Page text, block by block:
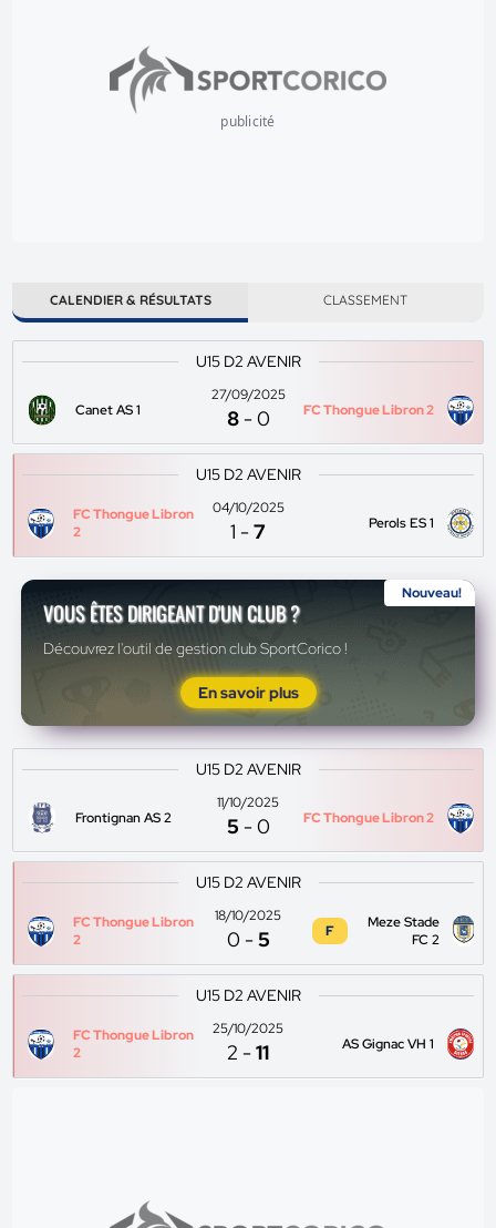
publicité
CALENDIER & RÉSULTATS CLASSEMENT
U15 D2 AVENIR
Canet AS 1
27/09/2025
8 -0 FC Thongue Libron 2
U15 D2 AVENIR
FC Thongue Libron
2
04/10/2025
1 -7 Perols ES 1
Nouveau!
VOUS ÊTES DIRIGEANT D'UN CLUB ?
Découvrez l'outil de gestion club SportCorico !
En savoir plus
U15 D2 AVENIR
Frontignan AS 2
11/10/2025
5 -0 FC Thongue Libron 2
U15 D2 AVENIR
FC Thongue Libron
2
18/10/2025
0 -5 F
Meze Stade
FC 2
U15 D2 AVENIR
FC Thongue Libron
2
25/10/2025
2 -11 AS Gignac VH 1